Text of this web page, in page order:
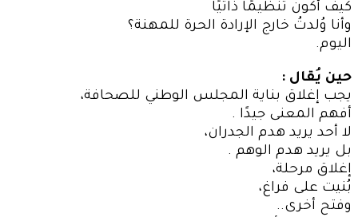
كيف أكون تنظيمًا ذاتيًا
وأنا وُلدتُ خارج الإرادة الحرة للمهنة؟
اليوم.
حين يُقال :
يجب إغلاق بناية المجلس الوطني للصحافة،
أفهم المعنى جيدًا .
لا أحد يريد هدم الجدران،
بل يريد هدم الوهم .
إغلاق مرحلة،
بُنيت على فراغ،
وفتح أخرى..